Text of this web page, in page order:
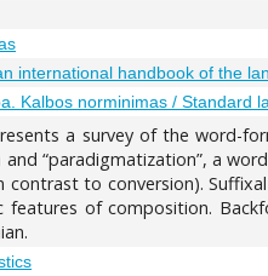
international handbook of the
Kalbos norminimas / Standard
a survey of the word-
“paradigmatization”, a
contrast to conversion).
features of composition.